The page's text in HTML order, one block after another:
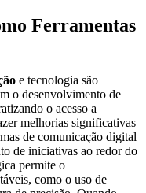
Ferramentas
e tecnologia são
o desenvolvimento de
o acesso a
melhorias significativas
de comunicação digital
de iniciativas ao redor do
permite o
como o uso de